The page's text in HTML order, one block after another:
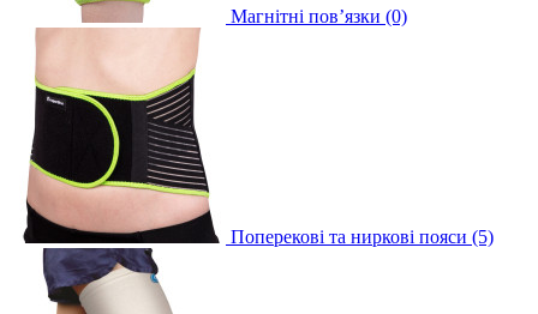
Магнітні пов’язки (0)
Поперекові та ниркові пояси (5)